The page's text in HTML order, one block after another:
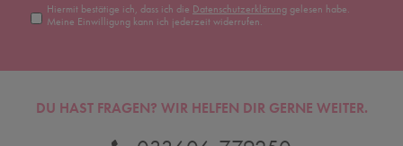
Hiermit bestätige ich, dass ich die Daten­schutz­erklärunggelesen habe.
Meine Einwilligung kann ich jederzeit widerrufen.
DU HAST FRAGEN? WIR HELFEN DIR GERNE WEITER.